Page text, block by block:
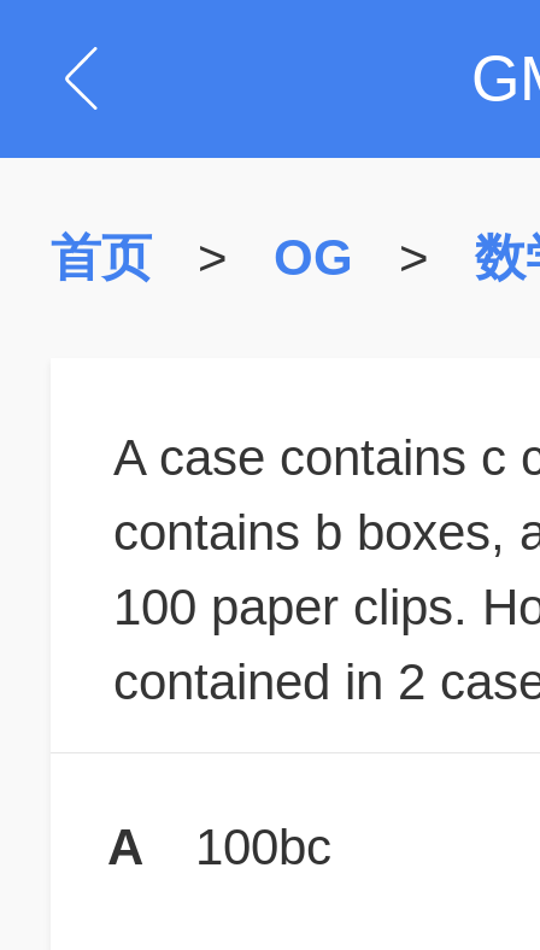
首页 > OG > 数
A case contains c
contains b boxes,
100 paper clips.
contained in 2
A 100bc